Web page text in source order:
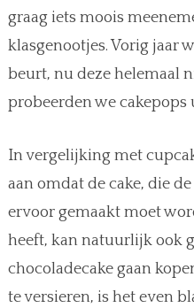
graag iets moois
klasgenootjes. Vorig jaar
beurt, nu deze helemaal
probeerden we cakepops
In vergelijking met
aan omdat de cake, die
ervoor gemaakt moet
heeft, kan natuurlijk ook
chocoladecake gaan
te versieren, is het even